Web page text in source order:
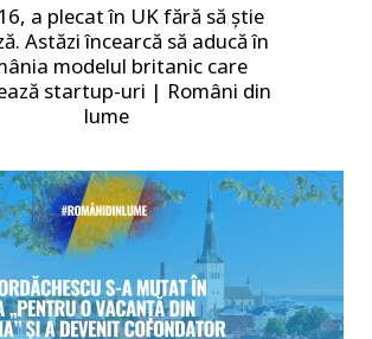
a plecat în UK fără să știe
Astăzi încearcă să aducă în
modelul britanic care
startup-uri | Români din
lume